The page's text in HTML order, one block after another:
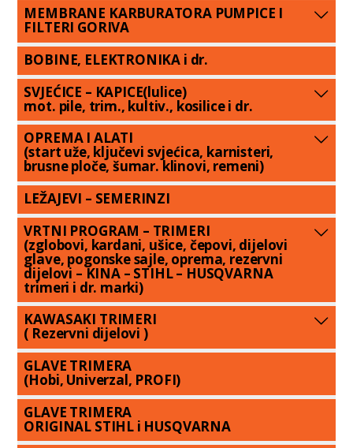
MEMBRANE KARBURATORA PUMPICE I
FILTERI GORIVA
BOBINE, ELEKTRONIKA i dr.
SVJEĆICE – KAPICE(lulice)
mot. pile, trim., kultiv., kosilice i dr.
OPREMA I ALATI
(start uže, ključevi svjećica, karnisteri,
brusne ploče, šumar. klinovi, remeni)
LEŽAJEVI – SEMERINZI
VRTNI PROGRAM – TRIMERI
(zglobovi, kardani, ušice, čepovi, dijelovi
glave, pogonske sajle, oprema, rezervni
dijelovi – KINA – STIHL – HUSQVARNA
trimeri i dr. marki)
KAWASAKI TRIMERI
( Rezervni dijelovi )
GLAVE TRIMERA
(Hobi, Univerzal, PROFI)
GLAVE TRIMERA
ORIGINAL STIHL i HUSQVARNA